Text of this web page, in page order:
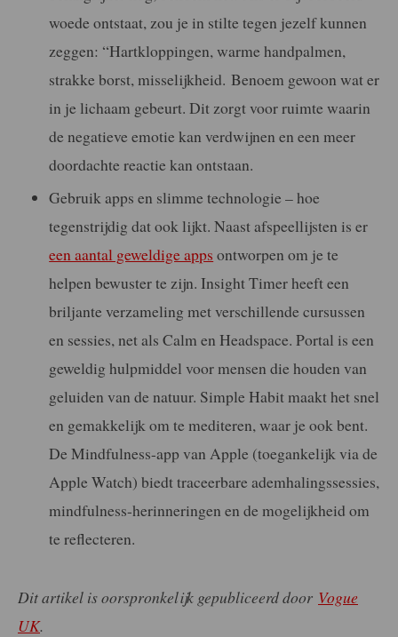
woede ontstaat, zou je in stilte tegen jezelf kunnen
zeggen: “Hartkloppingen, warme handpalmen,
strakke borst, misselijkheid. Benoem gewoon wat er
in je lichaam gebeurt. Dit zorgt voor ruimte waarin
de negatieve emotie kan verdwijnen en een meer
doordachte reactie kan ontstaan.
Gebruik apps en slimme technologie – hoe
tegenstrijdig dat ook lijkt. Naast afspeellijsten is er
een aantal geweldige apps ontworpen om je te
helpen bewuster te zijn. Insight Timer heeft een
briljante verzameling met verschillende cursussen
en sessies, net als Calm en Headspace. Portal is een
geweldig hulpmiddel voor mensen die houden van
geluiden van de natuur. Simple Habit maakt het snel
en gemakkelijk om te mediteren, waar je ook bent.
De Mindfulness-app van Apple (toegankelijk via de
Apple Watch) biedt traceerbare ademhalingssessies,
mindfulness-herinneringen en de mogelijkheid om
te reflecteren.
Dit artikel is oorspronkelijk gepubliceerd door Vogue
UK.